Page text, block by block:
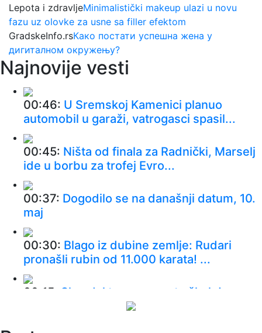
Lepota i zdravljeMinimalistički makeup ulazi u novu
fazu uz olovke za usne sa filler efektom
GradskeInfo.rsКако постати успешна жена у
дигиталном окружењу?
Najnovije vesti
00:46: U Sremskoj Kamenici planuo
automobil u garaži, vatrogasci spasil...
00:45: Ništa od finala za Radnički, Marselj
ide u borbu za trofej Evro...
00:37: Dogodilo se na današnji datum, 10.
maj
00:30: Blago iz dubine zemlje: Rudari
pronašli rubin od 11.000 karata! ...
00:15: Skandal trese poznatu školu!
Nastavnica optužena za intimne odn...